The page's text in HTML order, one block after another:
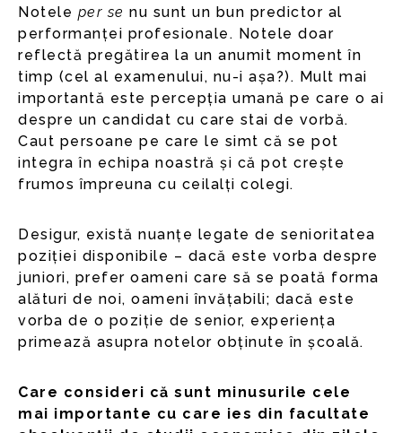
Notele per se nu sunt un bun predictor al
performanței profesionale. Notele doar
reflectă pregătirea la un anumit moment în
timp (cel al examenului, nu-i așa?). Mult mai
importantă este percepția umană pe care o ai
despre un candidat cu care stai de vorbă.
Caut persoane pe care le simt că se pot
integra în echipa noastră și că pot crește
frumos împreuna cu ceilalți colegi.
Desigur, există nuanțe legate de senioritatea
poziției disponibile – dacă este vorba despre
juniori, prefer oameni care să se poată forma
alături de noi, oameni învățabili; dacă este
vorba de o poziție de senior, experiența
primează asupra notelor obținute în școală.
Care consideri că sunt minusurile cele
mai importante cu care ies din facultate